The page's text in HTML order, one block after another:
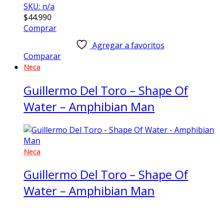
SKU: n/a
$44.990
Comprar
Agregar a favoritos
Comparar
Neca
Guillermo Del Toro – Shape Of
Water – Amphibian Man
Neca
Guillermo Del Toro – Shape Of
Water – Amphibian Man